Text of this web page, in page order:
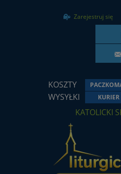
Zarejestruj się
KOSZTY
WYSYŁKI KURIER
KATOLICKI